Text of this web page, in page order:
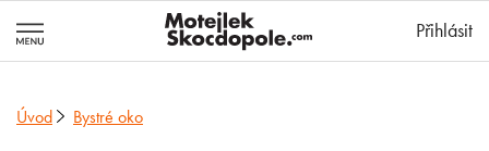
Přihlásit
Úvod Bystré oko